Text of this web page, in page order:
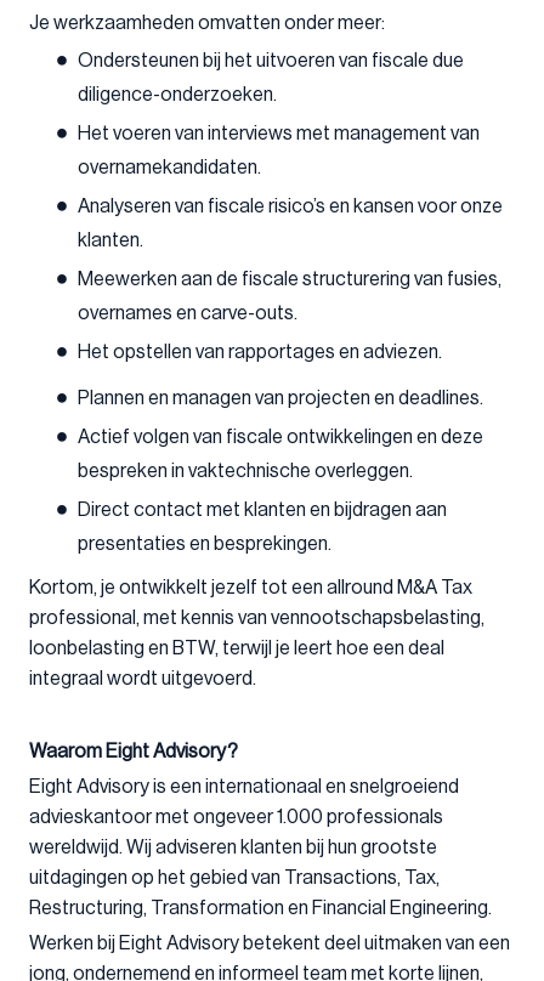
Je werkzaamheden omvatten onder meer:
Ondersteunen bij het uitvoeren van fiscale due
diligence-onderzoeken.
Het voeren van interviews met management van
overnamekandidaten.
Analyseren van fiscale risico’s en kansen voor onze
klanten.
Meewerken aan de fiscale structurering van fusies,
overnames en carve-outs.
Het opstellen van rapportages en adviezen.
Plannen en managen van projecten en deadlines.
Actief volgen van fiscale ontwikkelingen en deze
bespreken in vaktechnische overleggen.
Direct contact met klanten en bijdragen aan
presentaties en besprekingen.
Kortom, je ontwikkelt jezelf tot een allround M&A Tax
professional, met kennis van vennootschapsbelasting,
loonbelasting en BTW, terwijl je leert hoe een deal
integraal wordt uitgevoerd.
Waarom Eight Advisory?
Eight Advisory is een internationaal en snelgroeiend
advieskantoor met ongeveer 1.000 professionals
wereldwijd. Wij adviseren klanten bij hun grootste
uitdagingen op het gebied van Transactions, Tax,
Restructuring, Transformation en Financial Engineering.
Werken bij Eight Advisory betekent deel uitmaken van een
jong, ondernemend en informeel team met korte lijnen,